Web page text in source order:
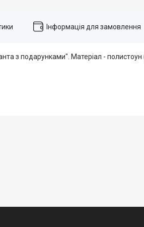
Інформація для замовлення
з подарунками". Матеріал -